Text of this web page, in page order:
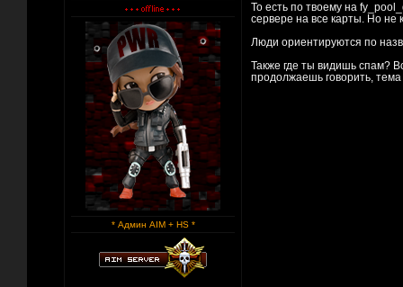
* Админ AIM + HS *
То есть по твоему на
сервере на все карты. Но не
Люди ориентируются по
Также где ты видишь спам?
продолжаешь говорить,